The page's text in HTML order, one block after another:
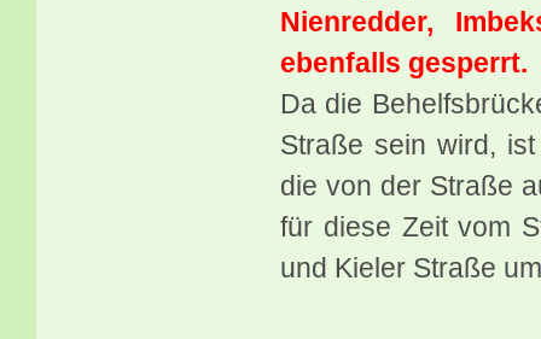
Nienredder,
ebenfalls gesperrt.
Da die
Straße sein wird,
die von der Straße
für diese Zeit vom
und Kieler Straße